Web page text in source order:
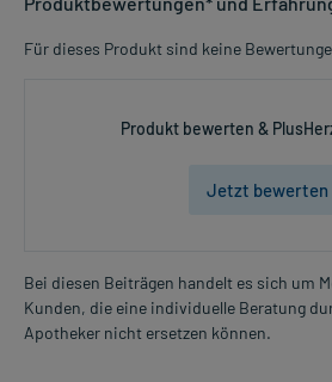
Für dieses Produkt sind keine
Produkt bewerten &
Jetzt bewerten
Bei diesen Beiträgen handelt es sich um
Kunden, die eine individuelle Beratung
Apotheker nicht ersetzen können.